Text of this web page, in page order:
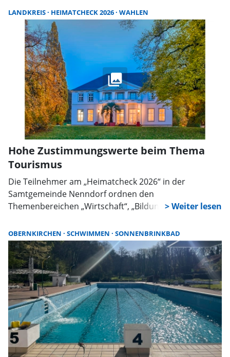
zwei Zeiträume: vom 7. bis 20. August sowie noch
einmal vom 30. August bis zum 1. September.
LANDKREIS HEIMATCHECK 2026 WAHLEN
Hohe Zustimmungswerte beim Thema
Tourismus
Die Teilnehmer am „Heimatcheck 2026“ in der
Samtgemeinde Nenndorf ordnen den
Themenbereichen „Wirtschaft“, „Bildung“, „Sicherheit“
Bedeutung für ihre Wahlentscheidung im September
zu. Kritischer als im Gesamtgebiet sehen sie die
Krankenhaus- und Notfallversorgung. Die
Erreichbarkeit der Verwaltung erfährt eine bessere
Bewertung als im Gesamtgebiet, sehr positive
Zustimmungsraten erreicht die Samtgemeinde im
Tourismus-Bereich.
OBERNKIRCHEN SCHWIMMEN SONNENBRINKBAD